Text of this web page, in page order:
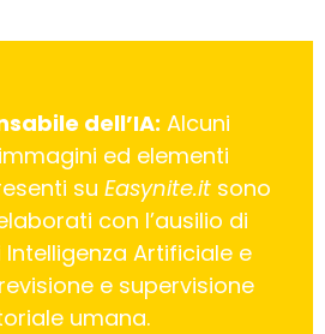
dell’IA: Alcuni
ed elementi
su Easynite.itsono
con l’ausilio di
Artificiale e
e supervisione
umana.